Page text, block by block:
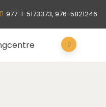
977-1-5173373, 976-5821246